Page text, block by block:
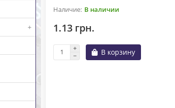
+
В наличии
1.13 грн.
В корзину